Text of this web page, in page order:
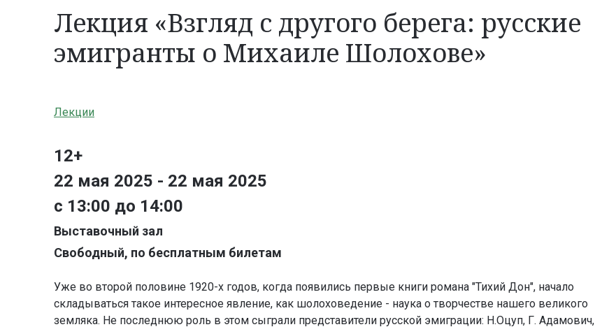
Лекция «Взгляд с другого берега: русские
эмигранты о Михаиле Шолохове»
Лекции
12+
22 мая 2025 - 22 мая 2025
с 13:00 до 14:00
Выставочный зал
Свободный, по бесплатным билетам
Уже во второй половине 1920-х годов, когда появились первые книги романа "Тихий Дон", начало
складываться такое интересное явление, как шолоховедение - наука о творчестве нашего великого
земляка. Не последнюю роль в этом сыграли представители русской эмиграции: Н.Оцуп, Г. Адамович,